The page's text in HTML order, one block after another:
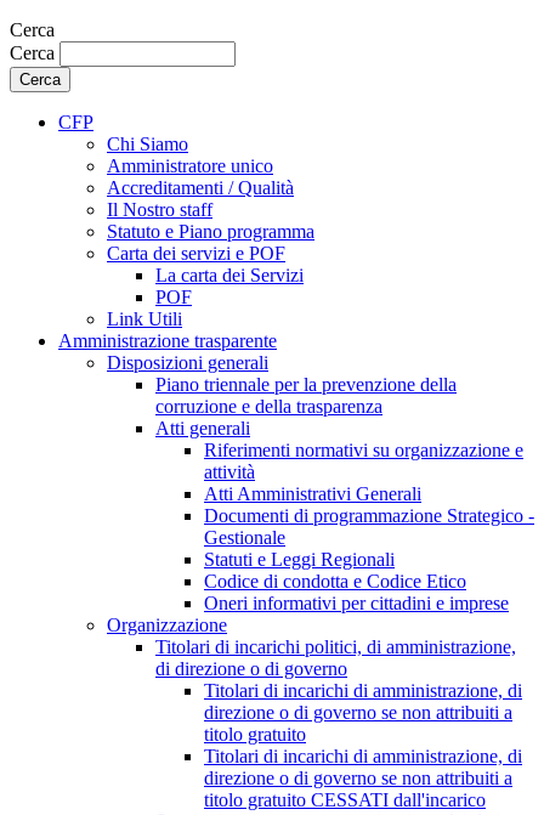
Cerca
Cerca
CFP
Chi Siamo
Amministratore unico
Accreditamenti / Qualità
Il Nostro staff
Statuto e Piano programma
Carta dei servizi e POF
La carta dei Servizi
POF
Link Utili
Amministrazione trasparente
Disposizioni generali
Piano triennale per la prevenzione della
corruzione e della trasparenza
Atti generali
Riferimenti normativi su organizzazione e
attività
Atti Amministrativi Generali
Documenti di programmazione Strategico -
Gestionale
Statuti e Leggi Regionali
Codice di condotta e Codice Etico
Oneri informativi per cittadini e imprese
Organizzazione
Titolari di incarichi politici, di amministrazione,
di direzione o di governo
Titolari di incarichi di amministrazione, di
direzione o di governo se non attribuiti a
titolo gratuito
Titolari di incarichi di amministrazione, di
direzione o di governo se non attribuiti a
titolo gratuito CESSATI dall'incarico